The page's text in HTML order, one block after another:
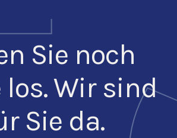
Sie noch
los. Wir sind
Sie da.